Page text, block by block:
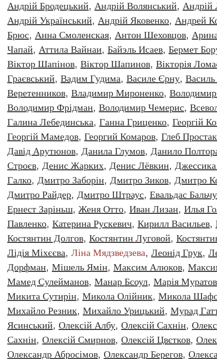
Андрій Бродецький, Андрій Волянський, Андрій
Андрій Український, Андрій Яковенко, Андрей
Брюс, Анна Смоленская, Антон Шеховцов,
Чапай, Аттила Вайнаи, Байэль Исаев, Бермет
Віктор Шапінов, Віктор Шапинов, Вікторія
Граєвський, Вадим Гудима, Василе Єрну,
Веретенников, Владимир Мироненко,
Володимир Фрідман, Володимир Чемерис,
Галина Лебединська, Ганна Гриценко, Георгiй
Георгій Мамедов, Георгий Комаров, Глеб
Давiд Арутюнов, Данила Глумов, Данило
Строєв, Денис Жарких, Денис Лёвкин,
Галко, Дмитро Заборiн, Дмитро Зиков, Дмитро
Дмитро Райдер, Дмитро Штраус, Евальдас
Ернест Заріньш, Женя Отто, Иван Лизан, Илья
Павленко, Катерина Рускевич, Кирилл Васильев,
Костянтин Долгов, Костянтин Луговой,
Лідія Міхєєва, Ліна Мядзведзева, Леонiд Грук,
Дорфман, Мішель Ямін, Максим Алюков,
Мамед Сулейманов, Манар Бсоул, Марія
Микита Сутирін, Микола Олійник, Микола
Михайло Резник, Михайло Урицький, Мурад
Ясинський, Олексiй Албу, Олексiй Сахнiн,
Сахнін, Олексій Смирнов, Олексій Цвєтков,
Олександр Абросімов, Олександр Берегов,